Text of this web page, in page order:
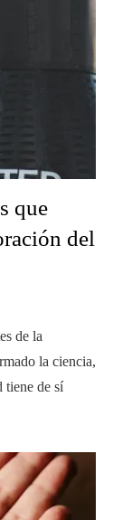
que
del
de la
la ciencia,
tiene de sí